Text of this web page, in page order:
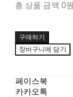
총 상품 금액 0원
구매하기
장바구니에 담기
페이스북
카카오톡